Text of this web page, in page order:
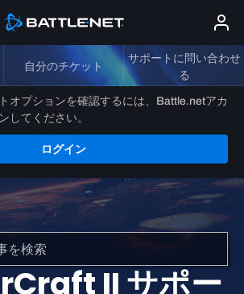
自分のチケット
サポートに問い合わせ
る
オプションを確認するには、Battle.netアカ
してください。
ログイン
II サポー